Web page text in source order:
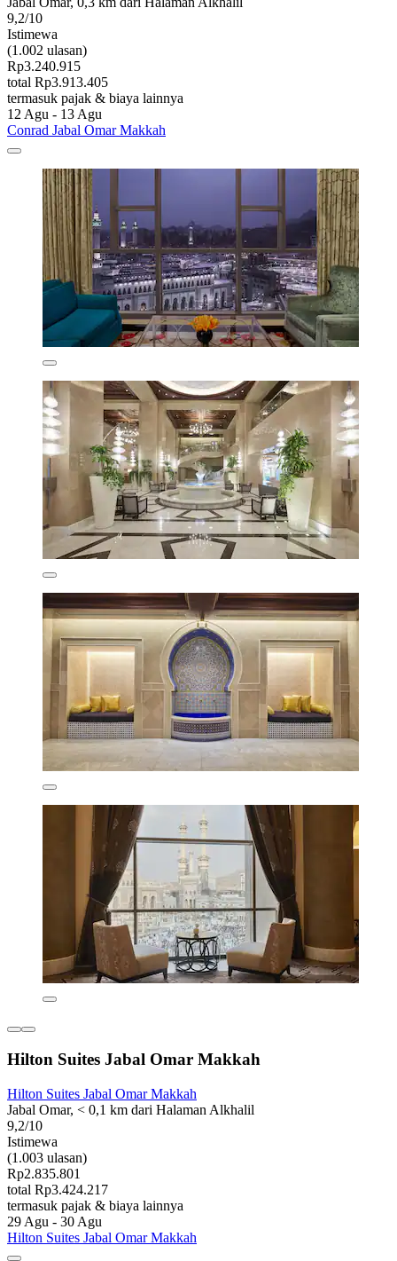
9,2/10
Istimewa
(1.002 ulasan)
Rp3.240.915
total Rp3.913.405
termasuk pajak & biaya lainnya
12 Agu - 13 Agu
Conrad Jabal Omar Makkah
Hilton Suites Jabal Omar Makkah
Hilton Suites Jabal Omar Makkah
Jabal Omar, < 0,1 km dari Halaman Alkhalil
9,2/10
Istimewa
(1.003 ulasan)
Rp2.835.801
total Rp3.424.217
termasuk pajak & biaya lainnya
29 Agu - 30 Agu
Hilton Suites Jabal Omar Makkah